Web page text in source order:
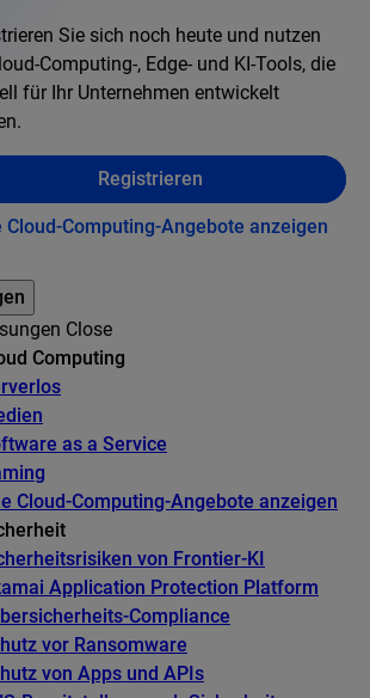
Sie sich noch heute und nutzen
Computing-, Edge- und KI-Tools, die
für Ihr Unternehmen entwickelt
Registrieren
Cloud-Computing-Angebote anzeigen
Close
Computing
as a Service
Cloud-Computing-Angebote anzeigen
von Frontier-KI
Application Protection Platform
Compliance
vor Ransomware
von Apps und APIs